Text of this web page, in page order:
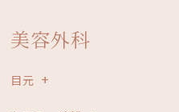
美容外科
目元